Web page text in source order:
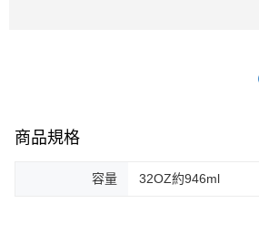
商品規格
容量 32OZ約946ml